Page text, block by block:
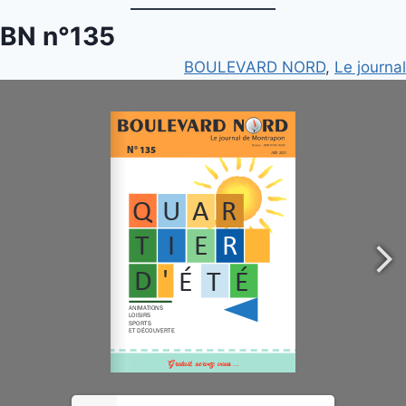
au
BN n°135
BOULEVARD NORD, Le journal